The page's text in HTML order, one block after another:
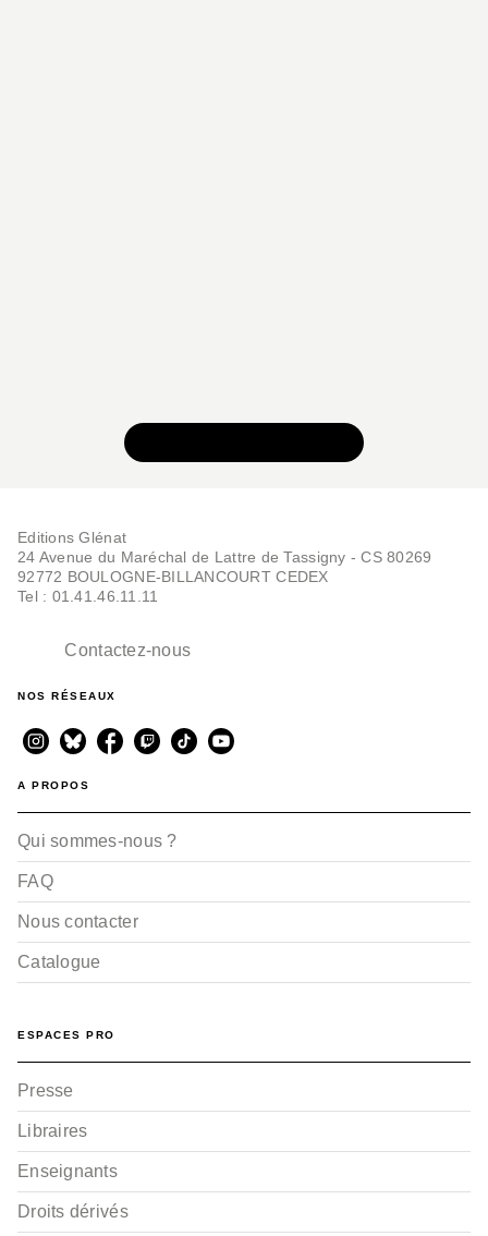
Editions Glénat
24 Avenue du Maréchal de Lattre de Tassigny - CS 80269
92772 BOULOGNE-BILLANCOURT CEDEX
Tel : 01.41.46.11.11
Contactez-nous
NOS RÉSEAUX
A PROPOS
Qui sommes-nous ?
FAQ
Nous contacter
Catalogue
ESPACES PRO
Presse
Libraires
Enseignants
Droits dérivés